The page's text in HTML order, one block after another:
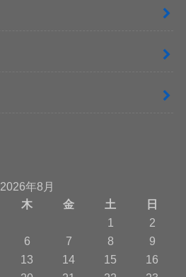
2026年8月
木 金 土
日
1
2
6 7 8
9
13 14 15
16